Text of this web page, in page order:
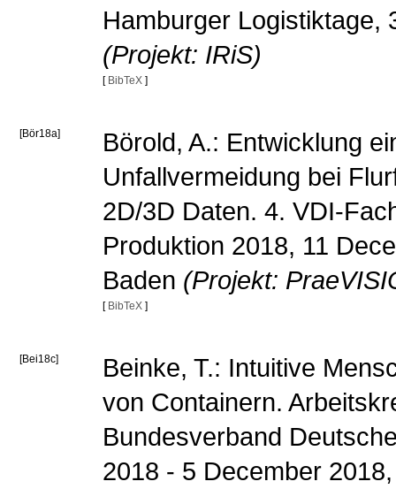
Hamburger Logistiktage,
(Projekt: IRiS)
[ BibTeX ]
[Bör18a]
Börold, A.: Entwicklung
Unfallvermeidung bei
2D/3D Daten. 4. VDI-
Produktion 2018, 11
Baden (Projekt:
[ BibTeX ]
[Bei18c]
Beinke, T.: Intuitive
von Containern.
Bundesverband
2018 - 5 December